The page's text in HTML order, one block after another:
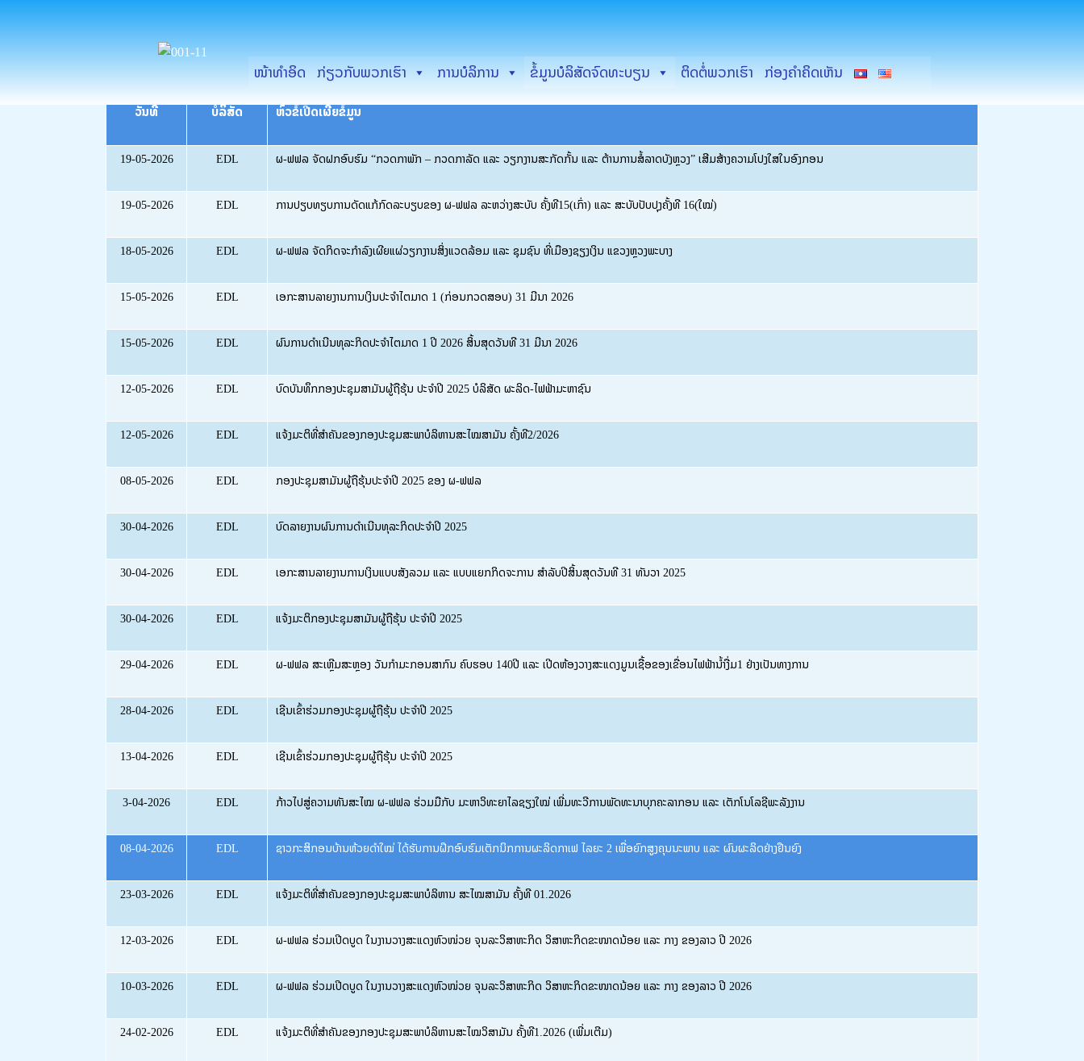
ໜ້າທຳອິດ ກ່ຽວກັບພວກເຮົາ ການບໍລິການ ຂໍ້ມູນບໍລິສັດຈົດທະບຽນ ຕິດຕໍ່ພວກເຮົາ ກ່ອງຄຳຄິດເຫັນ
ວັນທີ ບໍລິສັດ ຫົວຂໍ້ເປີດເຜີຍຂໍ້ມູນ
19-05-2026 EDL ຜ-ຟຟລ ຈັດຝຶກອົບຮົມ “ກວດກາພັກ – ກວດກາລັດ ແລະ ວຽກງານສະກັດກັ້ນ ແລະ ຕ້ານການສໍ້ລາດບັງຫຼວງ” ເສີມສ້າງຄວາມໂປງໃສໃນອົງກອນ
19-05-2026 EDL ການປຽບທຽບການດັດແກ້ກົດລະບຽບຂອງ ຜ-ຟຟລ ລະຫວ່າງສະບັບ ຄັ້ງທີ15(ເກົ່າ) ແລະ ສະບັບປັບປຸງຄັ້ງທີ 16(ໃໝ່)
18-05-2026 EDL ຜ-ຟຟລ ຈັດກິດຈະກຳລົງເຜີຍແຜ່ວຽກງານສິ່ງແວດລ້ອມ ແລະ ຊຸມຊົນ ທີ່ເມືອງຊຽງເງິນ ແຂວງຫຼວງພະບາງ
15-05-2026 EDL ເອກະສານລາຍງານການເງິນປະຈຳໄຕມາດ 1 (ກ່ອນກວດສອບ) 31 ມີນາ 2026
15-05-2026 EDL ຜົນການດຳເນີນທຸລະກິດປະຈຳໄຕມາດ 1 ປີ 2026 ສິ້ນສຸດວັນທີ 31 ມີນາ 2026
12-05-2026 EDL ບົດບັນທຶກກອງປະຊຸມສາມັນຜູ້ຖືຮຸ້ນ ປະຈໍາປີ 2025 ບໍລິສັດ ຜະລິດ-ໄຟຟ້າມະຫາຊົນ
12-05-2026 EDL ແຈ້ງມະຕິທີ່ສຳຄັນຂອງກອງປະຊຸມສະພາບໍລິຫານສະໄໝສາມັນ ຄັ້ງທີ2/2026
08-05-2026 EDL ກອງປະຊຸມສາມັນຜູ້ຖືຮຸ້ນປະຈຳປີ 2025 ຂອງ ຜ-ຟຟລ
30-04-2026 EDL ບົດລາຍງານຜົນການດຳເນີນທຸລະກິດປະຈຳປີ 2025
30-04-2026 EDL ເອກະສານລາຍງານການເງິນແບບສັງລວມ ແລະ ແບບແຍກກິດຈະການ ສຳລັບປີສິ້ນສຸດວັນທີ 31 ທັນວາ 2025
30-04-2026 EDL ແຈ້ງມະຕິກອງປະຊຸມສາມັນຜູ້ຖືຮຸ້ນ ປະຈຳປີ 2025
29-04-2026 EDL ຜ-ຟຟລ ສະເຫຼີມສະຫຼອງ ວັນກຳມະກອນສາກົນ ຄົບຮອບ 140ປີ ແລະ ເປີດຫ້ອງວາງສະແດງມູນເຊື້ອຂອງເຂື່ອນໄຟຟ້ານໍ້າງື່ມ1 ຢ່າງເປັນທາງການ
28-04-2026 EDL ເຊີນເຂົ້າຮ່ວມກອງປະຊຸມຜູ້ຖືຮຸ້ນ ປະຈຳປີ 2025
13-04-2026 EDL ເຊີນເຂົ້າຮ່ວມກອງປະຊຸມຜູ້ຖືຮຸ້ນ ປະຈໍາປີ 2025
3-04-2026 EDL ກ້າວໄປສູ່ຄວາມທັນສະໄໝ ຜ-ຟຟລ ຮ່ວມມືກັບ ມະຫາວິທະຍາໄລຊຽງໃໝ່ ເພີ່ມທະວີການພັດທະນາບຸກຄະລາກອນ ແລະ ເຕັກໂນໂລຊີພະລັງງານ
08-04-2026 EDL ຊາວກະສິກອນບ້ານຫ້ວຍດຳໃໝ່ ໄດ້ຮັບການຝຶກອົບຮົມເຕັກນິກການຜະລິດກາເຟ ໄລຍະ 2 ເພື່ອຍົກສູງຄຸນນະພາບ ແລະ ຜົນຜະລິດຢ່າງຢືນຍົງ
23-03-2026 EDL ແຈ້ງມະຕິທີ່ສໍາຄັນຂອງກອງປະຊຸມສະພາບໍລິຫານ ສະໄໝສາມັນ ຄັ້ງທີ 01.2026
12-03-2026 EDL ຜ-ຟຟລ ຮ່ວມເປີດບູດ ໃນງານວາງສະແດງຫົວໜ່ວຍ ຈຸນລະວິສາຫະກິດ ວິສາຫະກິດຂະໜາດນ້ອຍ ແລະ ກາງ ຂອງລາວ ປີ 2026
10-03-2026 EDL ຜ-ຟຟລ ຮ່ວມເປີດບູດ ໃນງານວາງສະແດງຫົວໜ່ວຍ ຈຸນລະວິສາຫະກິດ ວິສາຫະກິດຂະໜາດນ້ອຍ ແລະ ກາງ ຂອງລາວ ປີ 2026
24-02-2026 EDL ແຈ້ງມະຕິທີ່ສໍາຄັນຂອງກອງປະຊຸມສະພາບໍລິຫານສະໄໝວິສາມັນ ຄັ້ງທີ1.2026 (ເພີ່ມເຕີມ)